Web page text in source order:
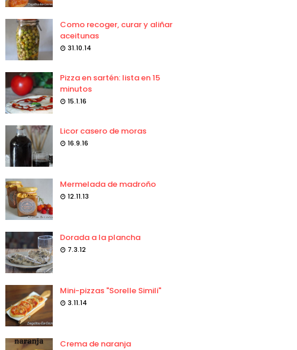
Como recoger, curar y aliñar
aceitunas
31.10.14
Pizza en sartén: lista en 15
minutos
15.1.16
Licor casero de moras
16.9.16
Mermelada de madroño
12.11.13
Dorada a la plancha
7.3.12
Mini-pizzas "Sorelle Simili"
3.11.14
Crema de naranja